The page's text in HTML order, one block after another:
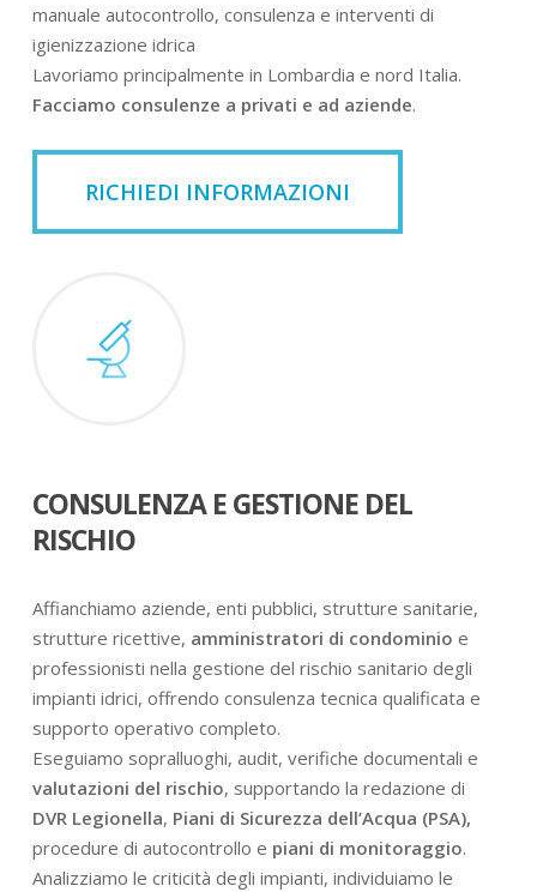
manuale autocontrollo, consulenza e interventi di
igienizzazione idrica
Lavoriamo principalmente in Lombardia e nord Italia.
Facciamo consulenze a privati e ad aziende.
RICHIEDI INFORMAZIONI
CONSULENZA E GESTIONE DEL
RISCHIO
Affianchiamo aziende, enti pubblici, strutture sanitarie,
strutture ricettive, amministratori di condominio e
professionisti nella gestione del rischio sanitario degli
impianti idrici, offrendo consulenza tecnica qualificata e
supporto operativo completo.
Eseguiamo sopralluoghi, audit, verifiche documentali e
valutazioni del rischio, supportando la redazione di
DVR Legionella, Piani di Sicurezza dell’Acqua (PSA),
procedure di autocontrollo e piani di monitoraggio.
Analizziamo le criticità degli impianti, individuiamo le